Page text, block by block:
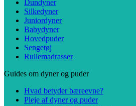
Dundyner
Silkedyner
Juniordyner
Babydyner
Hovedpuder
Sengetøj
Rullemadrasser
Guides om dyner og puder
Hvad betyder bæreevne?
Pleje af dyner og puder